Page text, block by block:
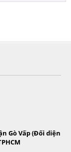
Gò Vấp (Đối diện